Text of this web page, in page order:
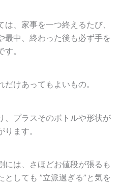
、家事を一つ終えるたび、
最中、終わった後も必ず手を
。
だけあっても よい もの。
、プラスそのボトルや形状が
ます。
には、さほどお値段が張るも
としても ”立派過ぎる”と気を